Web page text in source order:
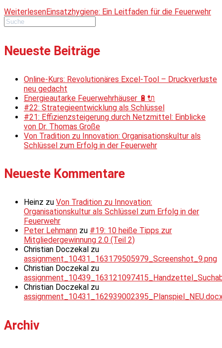
WeiterlesenEinsatzhygiene: Ein Leitfaden für die Feuerwehr
Neueste Beiträge
Online-Kurs: Revolutionäres Excel-Tool – Druckverluste
neu gedacht
Energieautarke Feuerwehrhäuser 🔋🔌
#22: Strategieentwicklung als Schlüssel
#21: Effizienzsteigerung durch Netzmittel: Einblicke
von Dr. Thomas Große
Von Tradition zu Innovation: Organisationskultur als
Schlüssel zum Erfolg in der Feuerwehr
Neueste Kommentare
Heinz zu Von Tradition zu Innovation:
Organisationskultur als Schlüssel zum Erfolg in der
Feuerwehr
Peter Lehmann zu #19: 10 heiße Tipps zur
Mitgliedergewinnung 2.0 (Teil 2)
Christian Doczekal zu
assignment_10431_163179505979_Screenshot_9.png
Christian Doczekal zu
Christian Doczekal zu
Archiv